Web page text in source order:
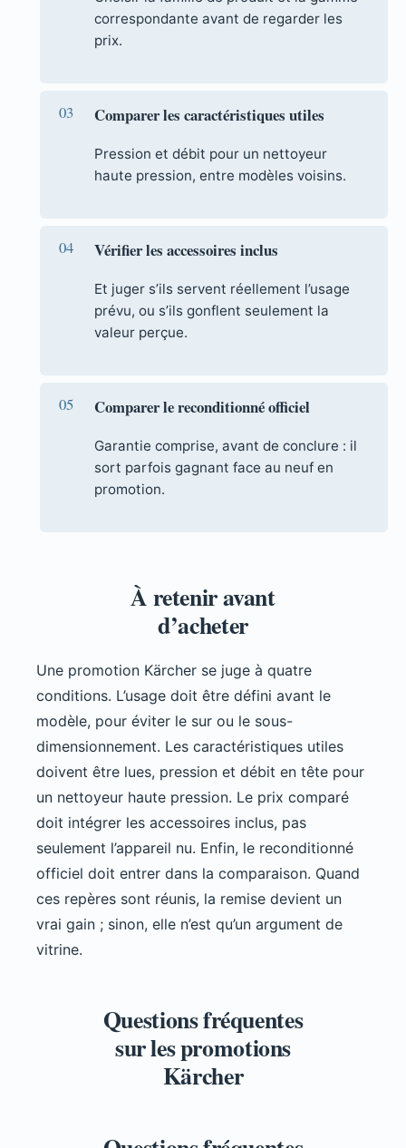
correspondante avant de regarder les
prix.
Comparer les caractéristiques utiles
Pression et débit pour un nettoyeur
haute pression, entre modèles voisins.
Vérifier les accessoires inclus
Et juger s’ils servent réellement l’usage
prévu, ou s’ils gonflent seulement la
valeur perçue.
Comparer le reconditionné officiel
Garantie comprise, avant de conclure : il
sort parfois gagnant face au neuf en
promotion.
À retenir avant
d’acheter
Une promotion Kärcher se juge à quatre
conditions. L’usage doit être défini avant le
modèle, pour éviter le sur ou le sous-
dimensionnement. Les caractéristiques utiles
doivent être lues, pression et débit en tête pour
un nettoyeur haute pression. Le prix comparé
doit intégrer les accessoires inclus, pas
seulement l’appareil nu. Enfin, le reconditionné
officiel doit entrer dans la comparaison. Quand
ces repères sont réunis, la remise devient un
vrai gain ; sinon, elle n’est qu’un argument de
vitrine.
Questions fréquentes
sur les promotions
Kärcher